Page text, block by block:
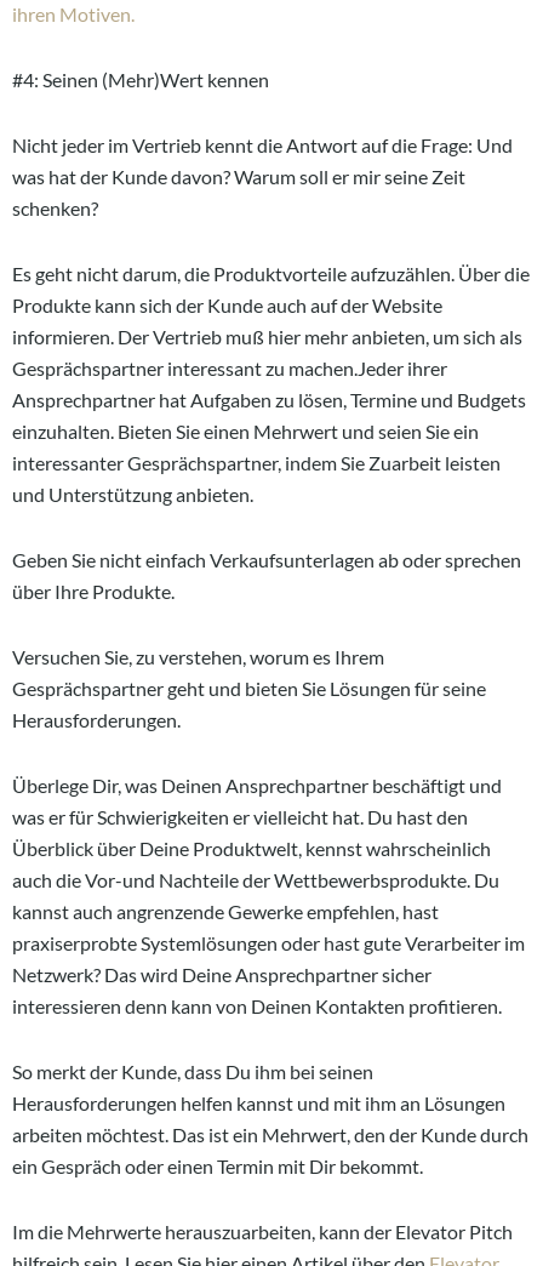
ihren Motiven.
#4: Seinen (Mehr)Wert kennen
Nicht jeder im Vertrieb kennt die Antwort auf die Frage: Und
was hat der Kunde davon? Warum soll er mir seine Zeit
schenken?
Es geht nicht darum, die Produktvorteile aufzuzählen. Über die
Produkte kann sich der Kunde auch auf der Website
informieren. Der Vertrieb muß hier mehr anbieten, um sich als
Gesprächspartner interessant zu machen.Jeder ihrer
Ansprechpartner hat Aufgaben zu lösen, Termine und Budgets
einzuhalten. Bieten Sie einen Mehrwert und seien Sie ein
interessanter Gesprächspartner, indem Sie Zuarbeit leisten
und Unterstützung anbieten.
Geben Sie nicht einfach Verkaufsunterlagen ab oder sprechen
über Ihre Produkte.
Versuchen Sie, zu verstehen, worum es Ihrem
Gesprächspartner geht und bieten Sie Lösungen für seine
Herausforderungen.
Überlege Dir, was Deinen Ansprechpartner beschäftigt und
was er für Schwierigkeiten er vielleicht hat. Du hast den
Überblick über Deine Produktwelt, kennst wahrscheinlich
auch die Vor-und Nachteile der Wettbewerbsprodukte. Du
kannst auch angrenzende Gewerke empfehlen, hast
praxiserprobte Systemlösungen oder hast gute Verarbeiter im
Netzwerk? Das wird Deine Ansprechpartner sicher
interessieren denn kann von Deinen Kontakten profitieren.
So merkt der Kunde, dass Du ihm bei seinen
Herausforderungen helfen kannst und mit ihm an Lösungen
arbeiten möchtest. Das ist ein Mehrwert, den der Kunde durch
ein Gespräch oder einen Termin mit Dir bekommt.
Im die Mehrwerte herauszuarbeiten, kann der Elevator Pitch